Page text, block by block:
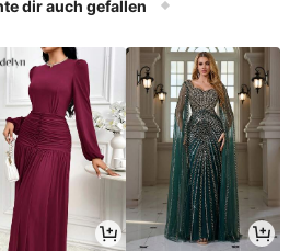
dir auch gefallen